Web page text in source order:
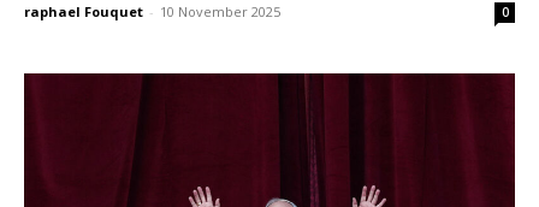
raphael Fouquet - 10 November 2025 0